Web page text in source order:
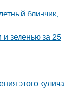
блинчик,
и зеленью за 25
этого кулича